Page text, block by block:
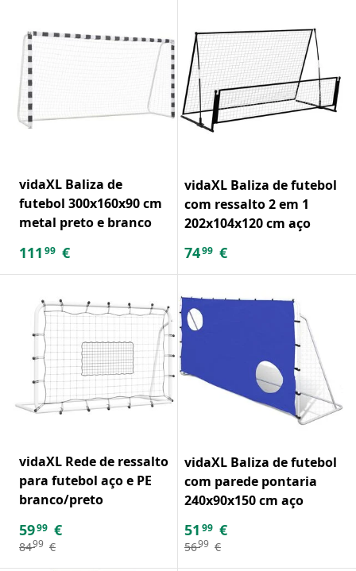
vidaXL Baliza de
futebol 300x160x90 cm
metal preto e branco
111 99 €
vidaXL Baliza de futebol
com ressalto 2 em 1
202x104x120 cm aço
7499 €
vidaXL Rede de ressalto
para futebol aço e PE
branco/preto
5999 €
8499 €
vidaXL Baliza de futebol
com parede pontaria
240x90x150 cm aço
51 99 €
5699 €